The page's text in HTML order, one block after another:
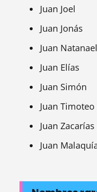
Juan Joel
Juan Jonás
Juan Natanael
Juan Elías
Juan Simón
Juan Timoteo
Juan Zacarías
Juan